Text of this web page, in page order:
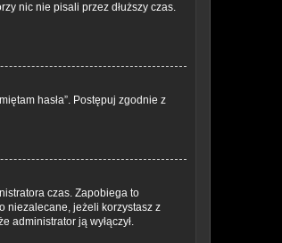
nic nie pisali przez dłuższy czas.
hasła”. Postępuj zgodnie z
czas. Zapobiega to
niezalecane, jeżeli korzystasz z
administrator ją wyłączył.